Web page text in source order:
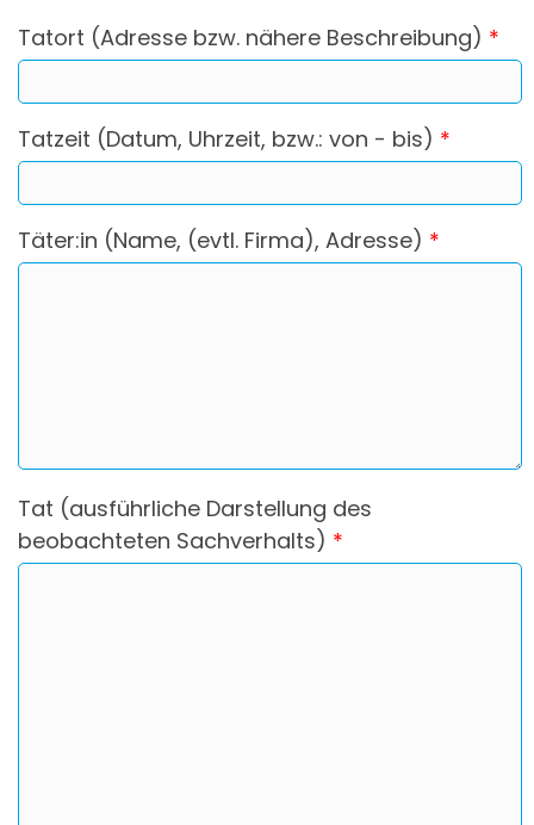
Tatort (Adresse bzw. nähere Beschreibung) *
Tatzeit (Datum, Uhrzeit, bzw.: von - bis) *
Täter:in (Name, (evtl. Firma), Adresse) *
Tat (ausführliche Darstellung des
beobachteten Sachverhalts) *